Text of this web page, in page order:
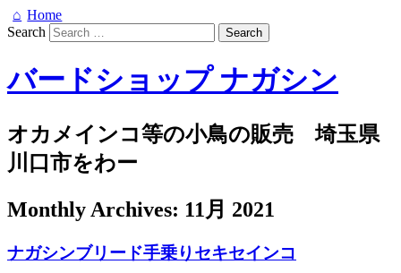
Home
Search
バードショップ ナガシン
オカメインコ等の小鳥の販売 埼玉県
川口市をわー
Monthly Archives: 11月 2021
ナガシンブリード手乗りセキセインコ